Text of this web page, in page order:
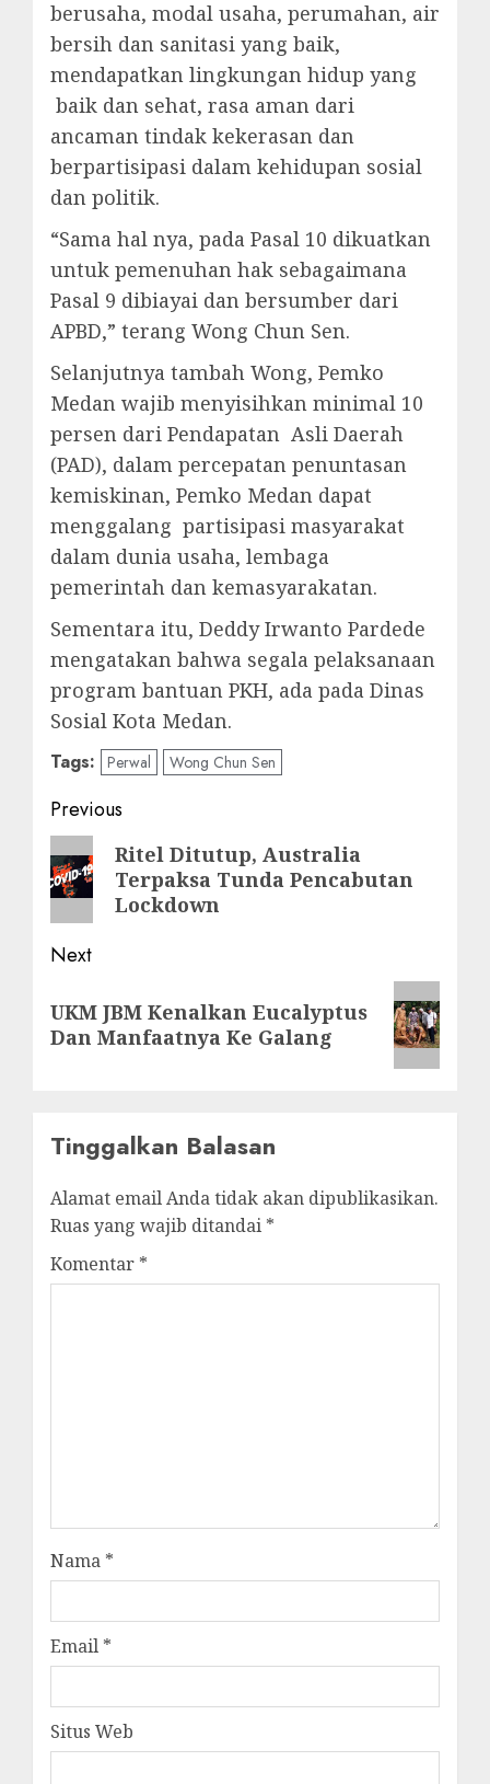
berusaha, modal usaha, perumahan, air
bersih dan sanitasi yang baik,
mendapatkan lingkungan hidup yang
baik dan sehat, rasa aman dari
ancaman tindak kekerasan dan
berpartisipasi dalam kehidupan sosial
dan politik.
“Sama hal nya, pada Pasal 10 dikuatkan
untuk pemenuhan hak sebagaimana
Pasal 9 dibiayai dan bersumber dari
APBD,” terang Wong Chun Sen.
Selanjutnya tambah Wong, Pemko
Medan wajib menyisihkan minimal 10
persen dari Pendapatan Asli Daerah
(PAD), dalam percepatan penuntasan
kemiskinan, Pemko Medan dapat
menggalang partisipasi masyarakat
dalam dunia usaha, lembaga
pemerintah dan kemasyarakatan.
Sementara itu, Deddy Irwanto Pardede
mengatakan bahwa segala pelaksanaan
program bantuan PKH, ada pada Dinas
Sosial Kota Medan.
Tags: Perwal Wong Chun Sen
Post
navigation
Previous
Previous
post:
Ritel Ditutup, Australia
Terpaksa Tunda Pencabutan
Lockdown
Next
post:
UKM JBM Kenalkan Eucalyptus
Dan Manfaatnya Ke Galang
Tinggalkan Balasan
Alamat email Anda tidak akan dipublikasikan.
Ruas yang wajib ditandai *
Komentar *
Nama *
Email *
Situs Web